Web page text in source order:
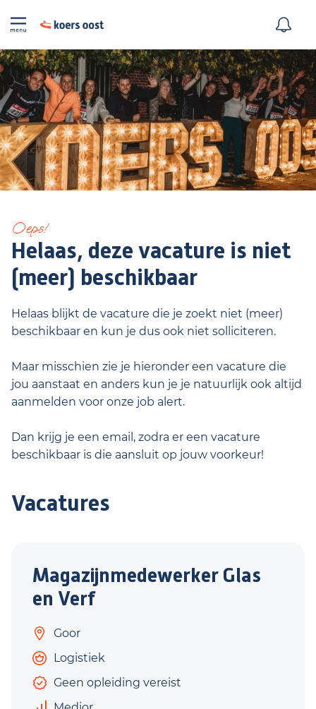
Oeps!
Helaas, deze vacature is niet
(meer) beschikbaar
Helaas blijkt de vacature die je zoekt niet (meer)
beschikbaar en kun je dus ook niet solliciteren.
Maar misschien zie je hieronder een vacature die
jou aanstaat en anders kun je je natuurlijk ook altijd
aanmelden voor onze job alert.
Dan krijg je een email, zodra er een vacature
beschikbaar is die aansluit op jouw voorkeur!
Vacatures
Magazijnmedewerker Glas
en Verf
Goor
Logistiek
Geen opleiding vereist